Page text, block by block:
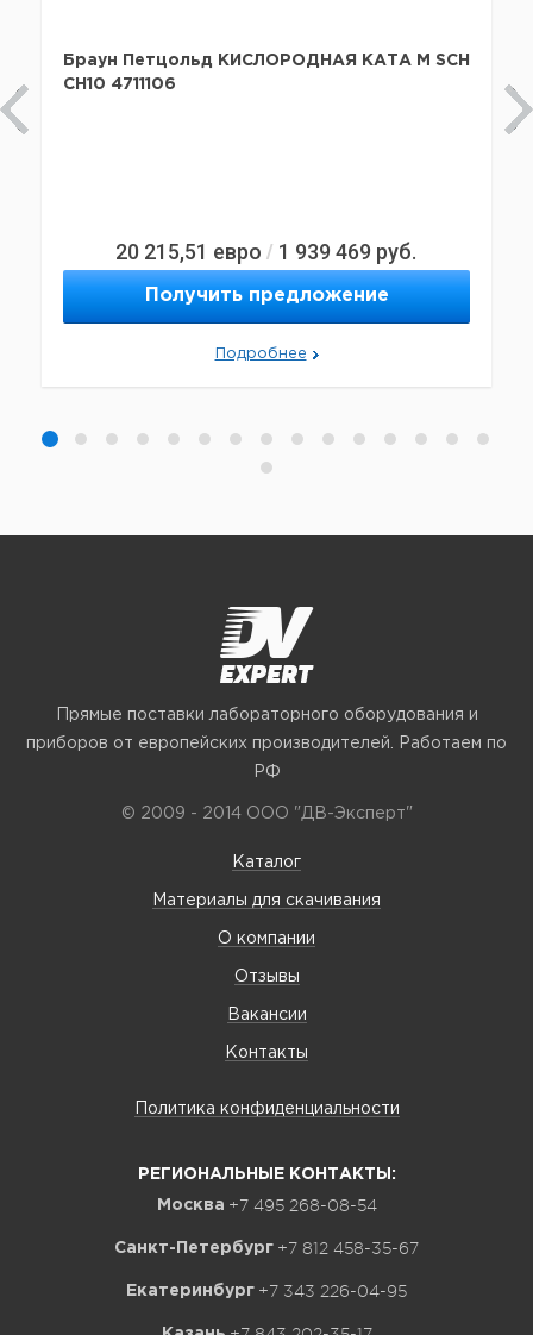
Браун Петцольд КИСЛОРОДНАЯ КАТА M SCH
CH10 4711106
20 215,51 евро / 1 939 469 руб.
Получить предложение
Подробнее
Прямые поставки лабораторного оборудования и
приборов от европейских производителей. Работаем по
РФ
© 2009 - 2014 ООО "ДВ-Эксперт"
Каталог
Материалы для скачивания
О компании
Отзывы
Вакансии
Контакты
Политика конфиденциальности
РЕГИОНАЛЬНЫЕ КОНТАКТЫ:
Москва +7 495 268-08-54
Санкт-Петербург +7 812 458-35-67
Екатеринбург +7 343 226-04-95